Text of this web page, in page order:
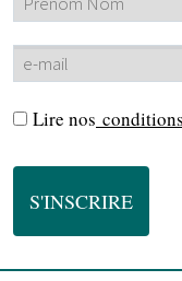
Lire nos conditions